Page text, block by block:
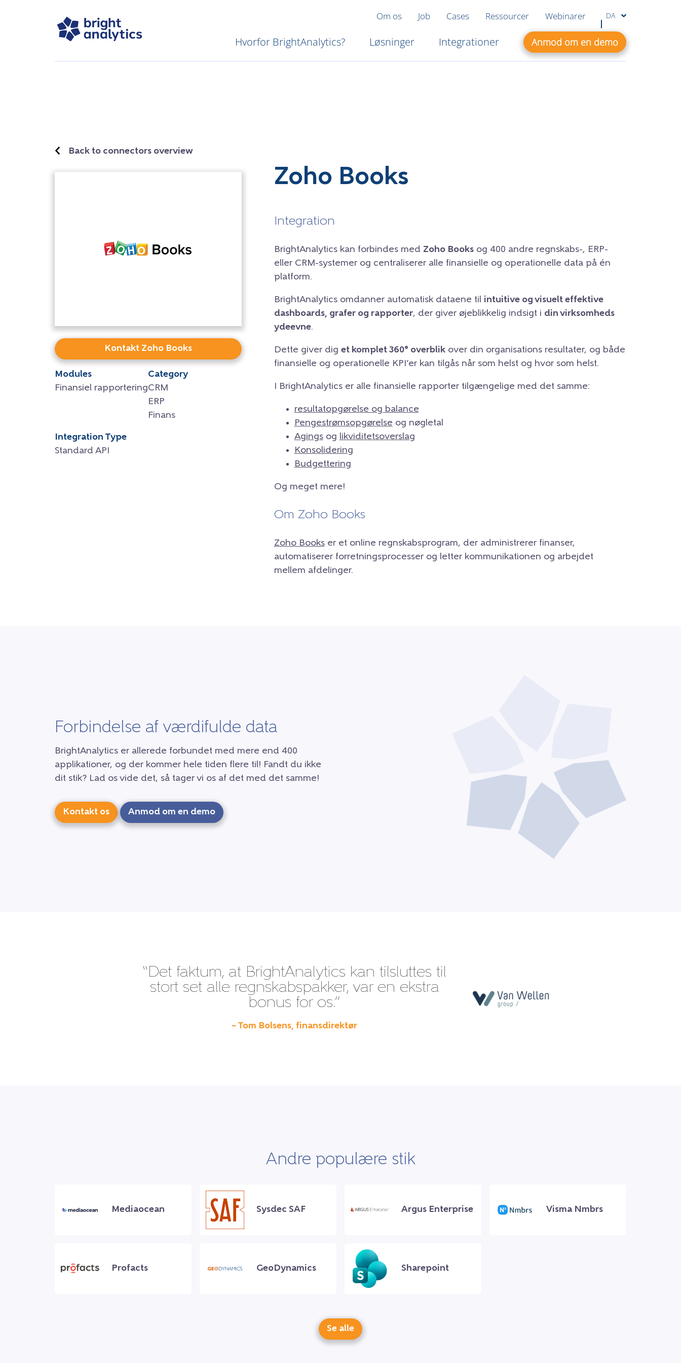
Om os Job Cases Ressourcer Webinarer DA
Hvorfor BrightAnalytics? Løsninger Integrationer Anmod om en demo
Back to connectors overview
Kontakt Zoho Books
Modules
Finansiel rapportering
Category
CRM
ERP
Finans
Integration Type
Standard API
Zoho Books
Integration
BrightAnalytics kan forbindes med Zoho Booksog 400 andre regnskabs-, ERP-
eller CRM-systemer og centraliserer alle finansielle og operationelle data på én
platform.
BrightAnalytics omdanner automatisk dataene til intuitive og visuelt effektive
dashboards, grafer og rapporter, der giver øjeblikkelig indsigt i din virksomheds
ydeevne.
Dette giver dig et komplet 360° overblikover din organisations resultater, og både
finansielle og operationelle KPI’er kan tilgås når som helst og hvor som helst.
I BrightAnalytics er alle finansielle rapporter tilgængelige med det samme:
resultatopgørelse og balance
Pengestrømsopgørelse og nøgletal
Agingsog likviditetsoverslag
Konsolidering
Budgettering
Og meget mere!
Om Zoho Books
Zoho Bookser et online regnskabsprogram, der administrerer finanser,
automatiserer forretningsprocesser og letter kommunikationen og arbejdet
mellem afdelinger.
Forbindelse af værdifulde data
BrightAnalytics er allerede forbundet med mere end 400
applikationer, og der kommer hele tiden flere til! Fandt du ikke
dit stik? Lad os vide det, så tager vi os af det med det samme!
Kontakt os Anmod om en demo
“Det faktum, at BrightAnalytics kan tilsluttes til
stort set alle regnskabspakker, var en ekstra
bonus for os.”
– Tom Bolsens, finansdirektør
Andre populære stik
Mediaocean Sysdec SAF Argus Enterprise Visma Nmbrs
Profacts GeoDynamics Sharepoint
Se alle